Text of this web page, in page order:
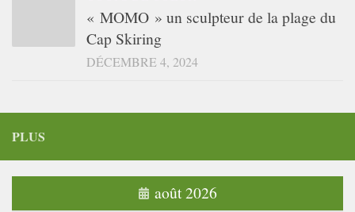
« MOMO » un sculpteur de la plage du
Cap Skiring
DÉCEMBRE 4, 2024
PLUS
août 2026